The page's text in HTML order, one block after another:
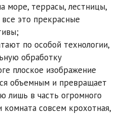
море, террасы, лестницы,
это прекрасные
по особой технологии,
обработку
плоское изображение
объемным и превращает
лишь в часть огромного
комната совсем крохотная,